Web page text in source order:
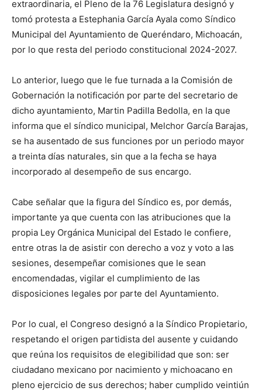
extraordinaria, el Pleno de la 76 Legislatura designó y
tomó protesta a Estephania García Ayala como Síndico
Municipal del Ayuntamiento de Queréndaro, Michoacán,
por lo que resta del periodo constitucional 2024-2027.
Lo anterior, luego que le fue turnada a la Comisión de
Gobernación la notificación por parte del secretario de
dicho ayuntamiento, Martin Padilla Bedolla, en la que
informa que el síndico municipal, Melchor García Barajas,
se ha ausentado de sus funciones por un periodo mayor
a treinta días naturales, sin que a la fecha se haya
incorporado al desempeño de sus encargo.
Cabe señalar que la figura del Síndico es, por demás,
importante ya que cuenta con las atribuciones que la
propia Ley Orgánica Municipal del Estado le confiere,
entre otras la de asistir con derecho a voz y voto a las
sesiones, desempeñar comisiones que le sean
encomendadas, vigilar el cumplimiento de las
disposiciones legales por parte del Ayuntamiento.
Por lo cual, el Congreso designó a la Síndico Propietario,
respetando el origen partidista del ausente y cuidando
que reúna los requisitos de elegibilidad que son: ser
ciudadano mexicano por nacimiento y michoacano en
pleno ejercicio de sus derechos; haber cumplido veintiún